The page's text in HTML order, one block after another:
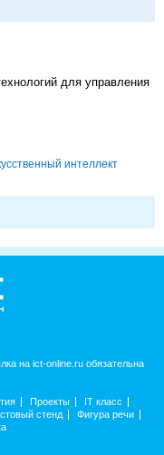
для управления
интеллект
на ict-online.ru обязательна
Проекты
IT класс
стенд
Фигура речи